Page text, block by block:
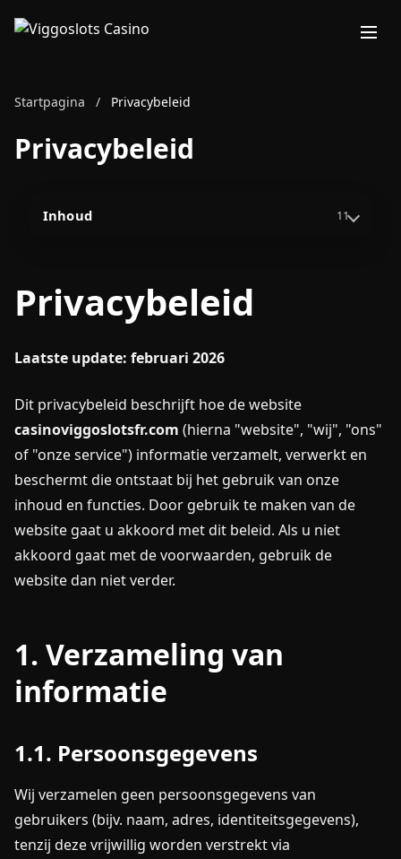
Startpagina / Privacybeleid
Privacybeleid
Inhoud 11
Privacybeleid
Laatste update: februari 2026
Dit privacybeleid beschrijft hoe de website
casinoviggoslotsfr.com (hierna "website", "wij", "ons"
of "onze service") informatie verzamelt, verwerkt en
beschermt die ontstaat bij het gebruik van onze
inhoud en functies. Door gebruik te maken van de
website gaat u akkoord met dit beleid. Als u niet
akkoord gaat met de voorwaarden, gebruik de
website dan niet verder.
1. Verzameling van
informatie
1.1. Persoonsgegevens
Wij verzamelen geen persoonsgegevens van
gebruikers (bijv. naam, adres, identiteitsgegevens),
tenzij deze vrijwillig worden verstrekt via